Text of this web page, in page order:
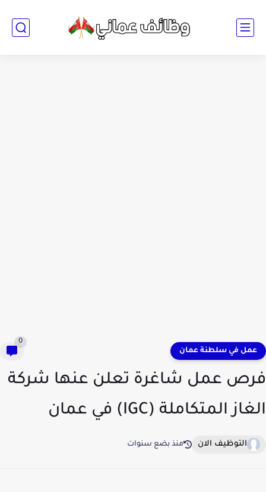
عمل في سلطنة عمان
0
فرص عمل شاغرة تعلن عنها شركة
الغاز المتكاملة (IGC) في عمان
التوظيف الان منذ بضع سنوات